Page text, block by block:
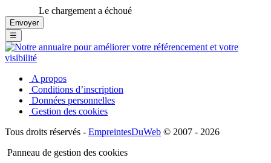
Le chargement a échoué
☰
A propos
Conditions d’inscription
Données personnelles
Gestion des cookies
Tous droits réservés - EmpreintesDuWeb © 2007 - 2026
Panneau de gestion des cookies